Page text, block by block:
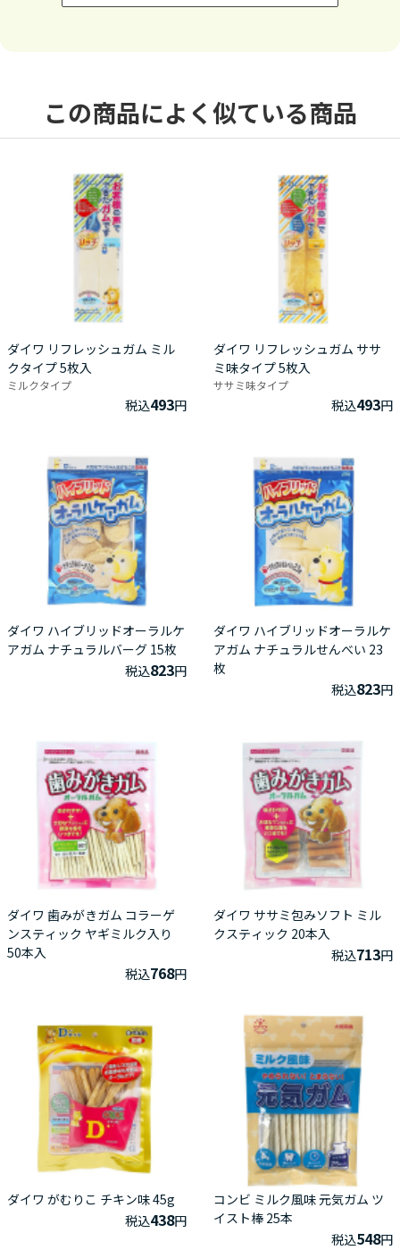
この商品によく似ている商品
ダイワ リフレッシュガム ミル
クタイプ 5枚入
ミルクタイプ
税込493円
ダイワ リフレッシュガム ササ
ミ味タイプ 5枚入
ササミ味タイプ
税込493円
ダイワ ハイブリッドオーラルケ
アガム ナチュラルバーグ 15枚
税込823円
ダイワ ハイブリッドオーラルケ
アガム ナチュラルせんべい 23
枚
税込823円
ダイワ 歯みがきガム コラーゲ
ンスティック ヤギミルク入り
50本入
税込768円
ダイワ ササミ包みソフト ミル
クスティック 20本入
税込713円
ダイワ がむりこ チキン味 45g
税込438円
コンビ ミルク風味 元気ガム ツ
イスト棒 25本
税込548円